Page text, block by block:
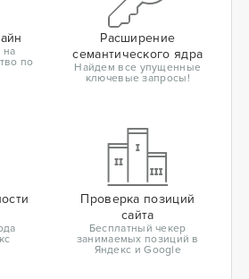
на
по
Расширение
семантического ядра
Найдем все упущенные
ключевые запросы!
Проверка позиций
сайта
Бесплатный чекер
занимаемых позиций в
Яндекс и Google